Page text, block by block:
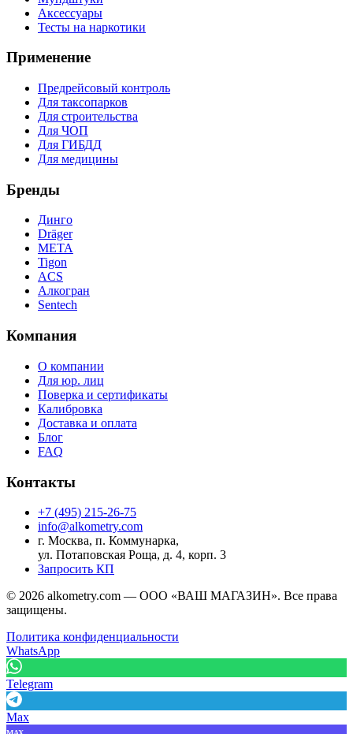
Аксессуары
Тесты на наркотики
Применение
Предрейсовый контроль
Для таксопарков
Для строительства
Для ЧОП
Для ГИБДД
Для медицины
Бренды
Динго
Dräger
МЕТА
Tigon
ACS
Алкогран
Sentech
Компания
О компании
Для юр. лиц
Поверка и сертификаты
Калибровка
Доставка и оплата
Блог
FAQ
Контакты
+7 (495) 215-26-75
info@alkometry.com
г. Москва, п. Коммунарка,
ул. Потаповская Роща, д. 4, корп. 3
Запросить КП
© 2026 alkometry.com — ООО «ВАШ МАГАЗИН». Все права
защищены.
Политика конфиденциальности
WhatsApp
Telegram
Max